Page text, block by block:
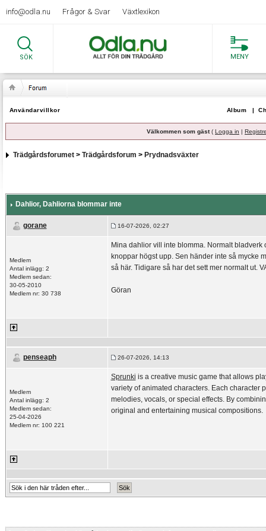
info@odla.nu Frågor & Svar Växtlexikon
SÖK MENY
Användarvillkor Album |
Välkommen som gäst( Logga in |
Trädgårdsforumet> Trädgårdsforum > Prydnadsväxter
Dahlior, Dahliorna blommar inte
gorane 16-07-2026, 02:27
Medlem
Antal inlägg: 2
Medlem sedan:
30-05-2010
Medlem nr: 30 738
Mina dahlior vill inte blomma. Normalt
knoppar högst upp. Sen händer inte så mycke
så här. Tidigare så har det sett mer normalt ut.
Göran
penseaph 26-07-2026, 14:13
Medlem
Antal inlägg: 2
Medlem sedan:
25-04-2026
Medlem nr: 100 221
Sprunki is a creative music game that allows
variety of animated characters. Each character
melodies, vocals, or special effects. By
original and entertaining musical compositions.